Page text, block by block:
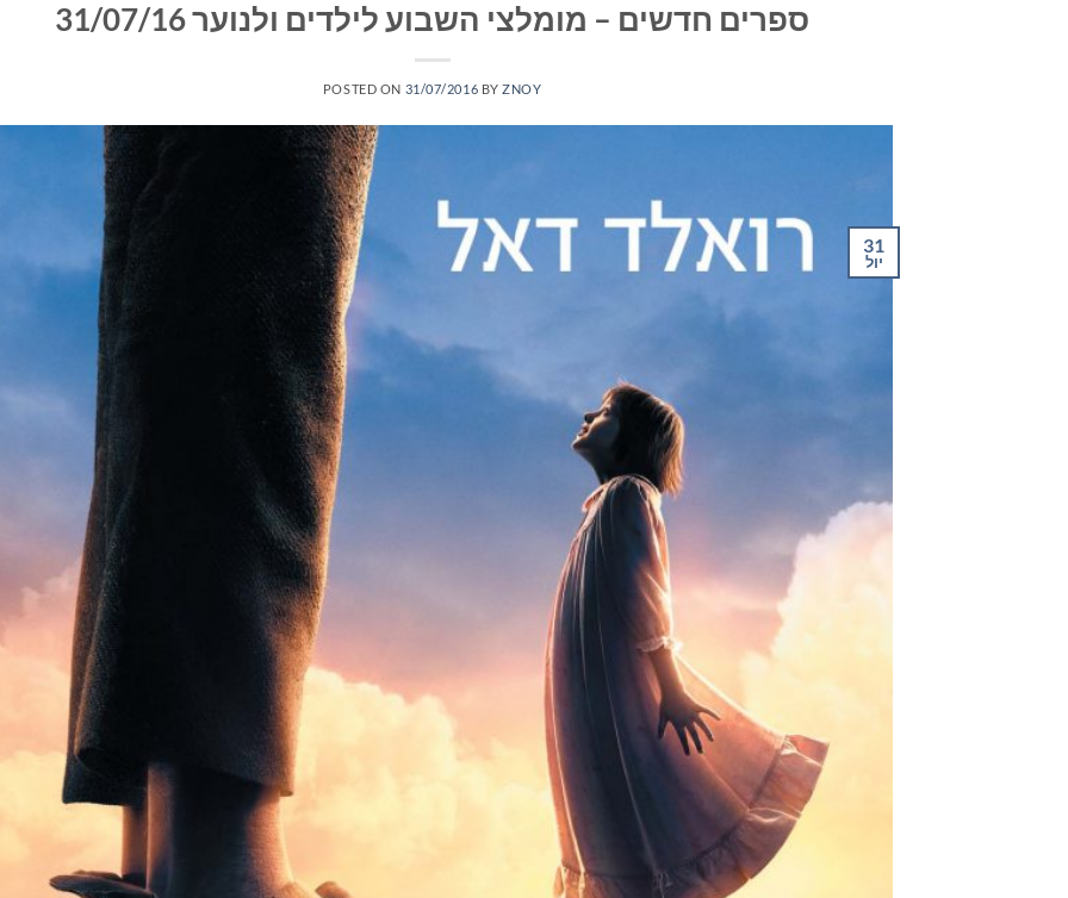
ספרים חדשים – מומלצי השבוע לילדים ולנוער 31/07/16
POSTED ON 31/07/2016 BYZNOY
31
יול